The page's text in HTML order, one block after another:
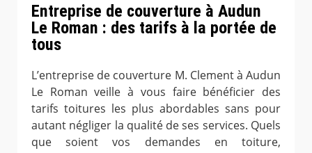
Entreprise de couverture à Audun
Le Roman : des tarifs à la portée de
tous
L’entreprise de couverture M. Clement à Audun
Le Roman veille à vous faire bénéficier des
tarifs toitures les plus abordables sans pour
autant négliger la qualité de ses services. Quels
que soient vos demandes en toiture,